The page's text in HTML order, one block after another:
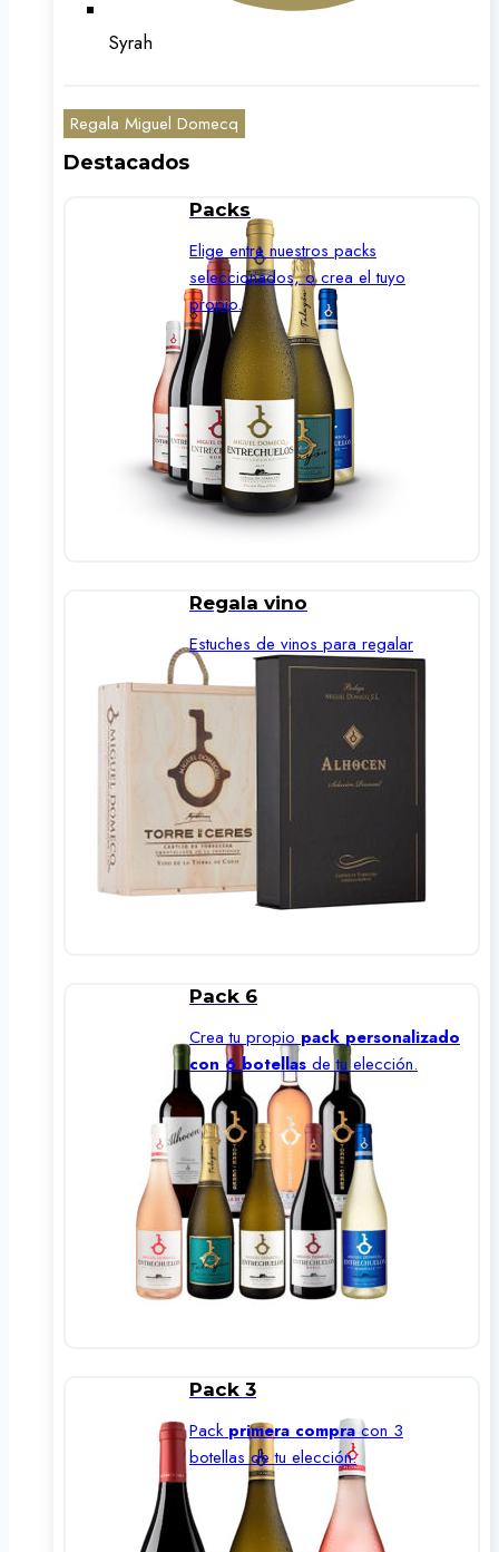
Syrah
Regala Miguel Domecq
Destacados
Packs
Elige entre nuestros packs
seleccionados, o crea el tuyo
propio.
Regala vino
Estuches de vinos para regalar
Pack 6
Crea tu propio pack personalizado
con 6 botellas de tu elección.
Pack 3
Pack primera compra con 3
botellas de tu elección.